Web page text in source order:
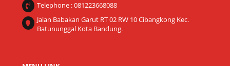
Telephone : 081223668088
Jalan Babakan Garut RT 02 RW 10 Cibangkong Kec.
Batununggal Kota Bandung.